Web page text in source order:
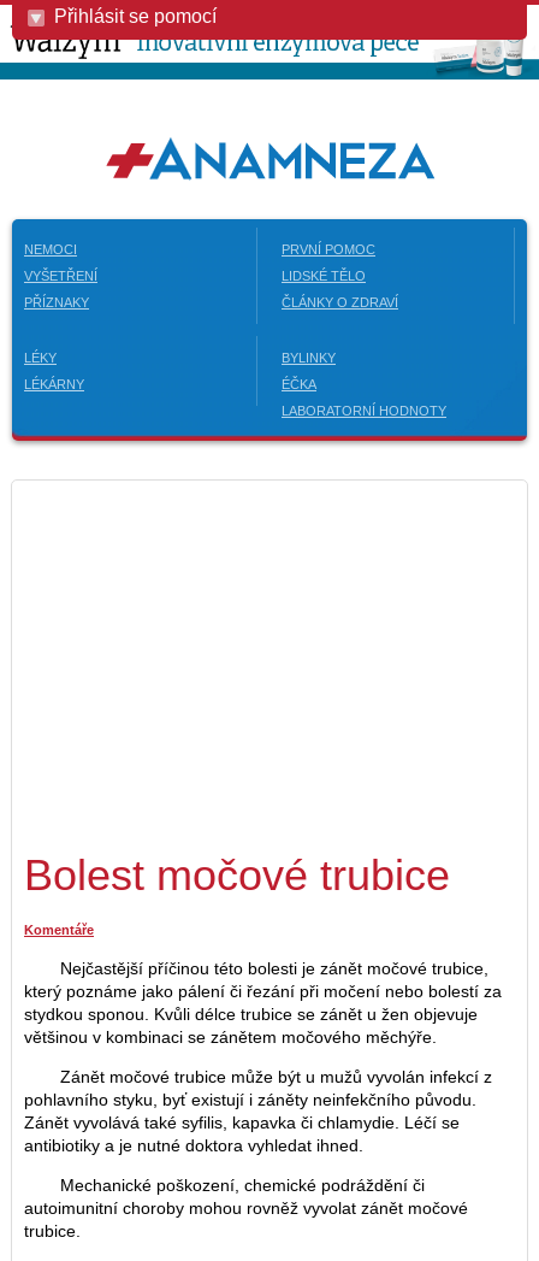
Přihlásit se pomocí
NEMOCI
VYŠETŘENÍ
PŘÍZNAKY
PRVNÍ POMOC
LIDSKÉ TĚLO
ČLÁNKY O ZDRAVÍ
LÉKY
LÉKÁRNY
BYLINKY
ÉČKA
LABORATORNÍ HODNOTY
Bolest močové trubice
Komentáře
Nejčastější příčinou této bolesti je zánět močové trubice,
který poznáme jako pálení či řezání při močení nebo bolestí za
stydkou sponou. Kvůli délce trubice se zánět u žen objevuje
většinou v kombinaci se zánětem močového měchýře.
Zánět močové trubice může být u mužů vyvolán infekcí z
pohlavního styku, byť existují i záněty neinfekčního původu.
Zánět vyvolává také syfilis, kapavka či chlamydie. Léčí se
antibiotiky a je nutné doktora vyhledat ihned.
Mechanické poškození, chemické podráždění či
autoimunitní choroby mohou rovněž vyvolat zánět močové
trubice.